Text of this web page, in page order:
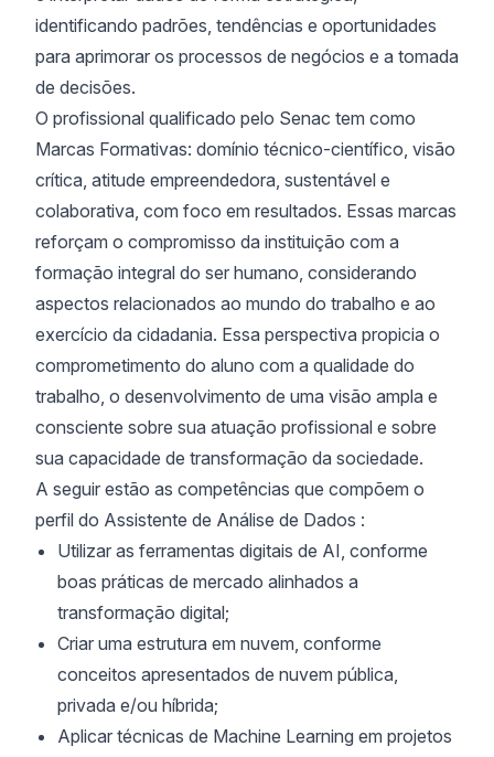
identificando padrões, tendências e oportunidades
para aprimorar os processos de negócios e a tomada
de decisões.
O profissional qualificado pelo Senac tem como
Marcas Formativas: domínio técnico-científico, visão
crítica, atitude empreendedora, sustentável e
colaborativa, com foco em resultados. Essas marcas
reforçam o compromisso da instituição com a
formação integral do ser humano, considerando
aspectos relacionados ao mundo do trabalho e ao
exercício da cidadania. Essa perspectiva propicia o
comprometimento do aluno com a qualidade do
trabalho, o desenvolvimento de uma visão ampla e
consciente sobre sua atuação profissional e sobre
sua capacidade de transformação da sociedade.
A seguir estão as competências que compõem o
perfil do Assistente de Análise de Dados :
Utilizar as ferramentas digitais de AI, conforme
boas práticas de mercado alinhados a
transformação digital;
Criar uma estrutura em nuvem, conforme
conceitos apresentados de nuvem pública,
privada e/ou híbrida;
Aplicar técnicas de Machine Learning em projetos